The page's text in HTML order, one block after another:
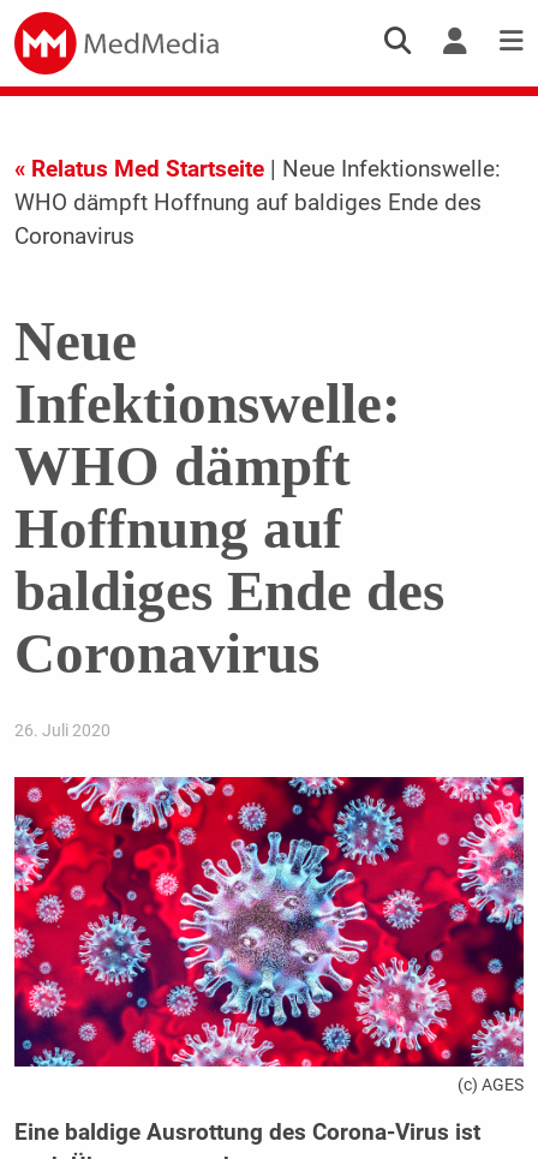
« Relatus Med Startseite| Neue Infektionswelle:
WHO dämpft Hoffnung auf baldiges Ende des
Coronavirus
Neue
Infektionswelle:
WHO dämpft
Hoffnung auf
baldiges Ende des
Coronavirus
26. Juli 2020
(c) AGES
Eine baldige Ausrottung des Corona-Virus ist